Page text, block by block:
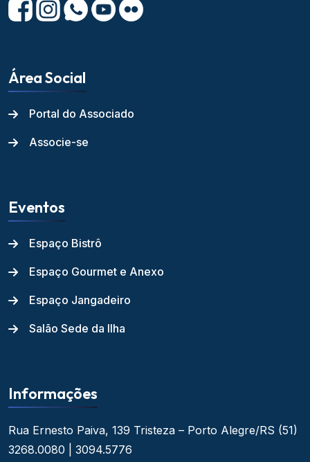
Área Social
Portal do Associado
Associe-se
Eventos
Espaço Bistrô
Espaço Gourmet e Anexo
Espaço Jangadeiro
Salão Sede da Ilha
Informações
Rua Ernesto Paiva, 139 Tristeza – Porto Alegre/RS (51)
3268.0080 | 3094.5776